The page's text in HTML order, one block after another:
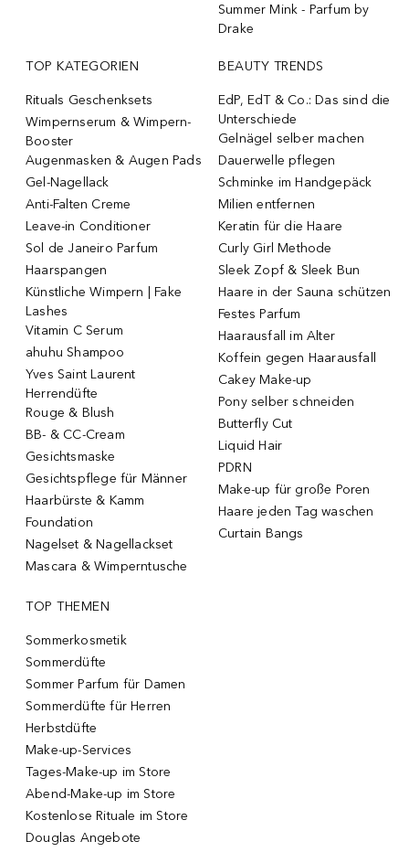
Summer Mink - Parfum by
Drake
TOP KATEGORIEN
Rituals Geschenksets
Wimpernserum & Wimpern-
Booster
Augenmasken & Augen Pads
Gel-Nagellack
Anti-Falten Creme
Leave-in Conditioner
Sol de Janeiro Parfum
Haarspangen
Künstliche Wimpern | Fake
Lashes
Vitamin C Serum
ahuhu Shampoo
Yves Saint Laurent
Herrendüfte
Rouge & Blush
BB- & CC-Cream
Gesichtsmaske
Gesichtspflege für Männer
Haarbürste & Kamm
Foundation
Nagelset & Nagellackset
Mascara & Wimperntusche
BEAUTY TRENDS
EdP, EdT & Co.: Das sind die
Unterschiede
Gelnägel selber machen
Dauerwelle pflegen
Schminke im Handgepäck
Milien entfernen
Keratin für die Haare
Curly Girl Methode
Sleek Zopf & Sleek Bun
Haare in der Sauna schützen
Festes Parfum
Haarausfall im Alter
Koffein gegen Haarausfall
Cakey Make-up
Pony selber schneiden
Butterfly Cut
Liquid Hair
PDRN
Make-up für große Poren
Haare jeden Tag waschen
Curtain Bangs
TOP THEMEN
Sommerkosmetik
Sommerdüfte
Sommer Parfum für Damen
Sommerdüfte für Herren
Herbstdüfte
Make-up-Services
Tages-Make-up im Store
Abend-Make-up im Store
Kostenlose Rituale im Store
Douglas Angebote